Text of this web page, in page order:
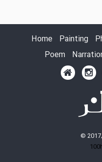
Home Painting
Poem
©